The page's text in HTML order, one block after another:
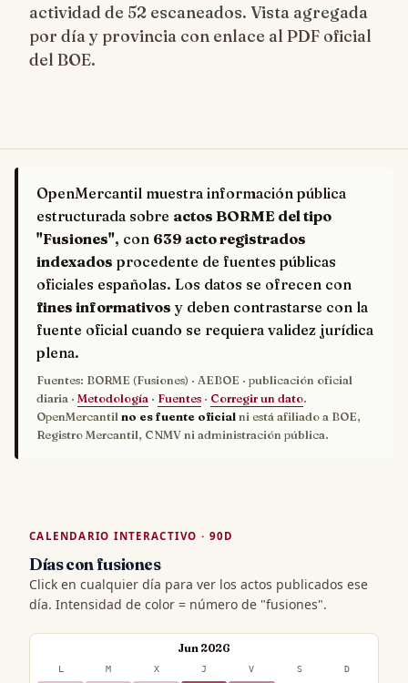
actividad de 52 escaneados. Vista agregada
por día y provincia con enlace al PDF oficial
del BOE.
OpenMercantil muestra información pública
estructurada sobre actos BORME del tipo
"Fusiones", con 639 acto registrados
indexados procedente de fuentes públicas
oficiales españolas. Los datos se ofrecen con
fines informativos y deben contrastarse con la
fuente oficial cuando se requiera validez jurídica
plena.
Fuentes: BORME (Fusiones) · AEBOE · publicación oficial
diaria · Metodología · Fuentes · Corregir un dato.
OpenMercantil no es fuente oficial ni está afiliado a BOE,
Registro Mercantil, CNMV ni administración pública.
CALENDARIO INTERACTIVO · 90D
Días con fusiones
Click en cualquier día para ver los actos publicados ese
día. Intensidad de color = número de "fusiones".
Jun 2026
L M X J V S D